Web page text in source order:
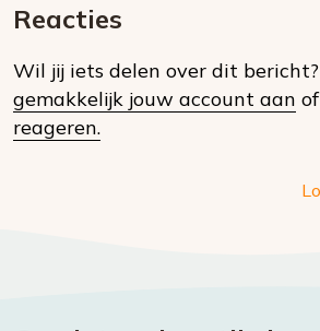
social
Reacties
Wil jij iets delen over dit bericht?
gemakkelijk jouw account aan of
reageren.